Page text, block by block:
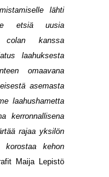
lähti
etsiä uusia
kanssa
laahuksesta
omaavana
asemasta
laahushametta
kerronnallisena
rajaa yksilön
kehon
Maija Lepistö